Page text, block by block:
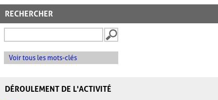
RECHERCHER
Voir tous les mots-clés
DÉROULEMENT DE L'ACTIVITÉ